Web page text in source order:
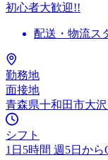
初心者大歓迎!!
配送・物流ス
勤務地
面接地
青森県十和田市大沢
シフト
1日5時間 週5日から